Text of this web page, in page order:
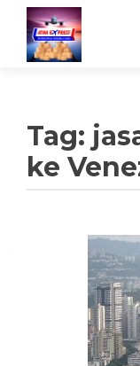
Tag:
ke